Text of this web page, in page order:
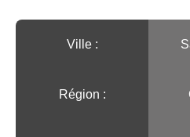
Ville :️
Région :️